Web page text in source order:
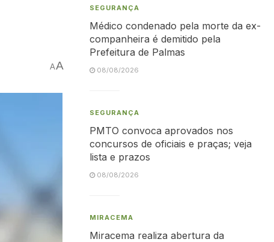
AA
SEGURANÇA
Médico condenado pela morte da ex-
companheira é demitido pela
Prefeitura de Palmas
08/08/2026
SEGURANÇA
PMTO convoca aprovados nos
concursos de oficiais e praças; veja
lista e prazos
08/08/2026
MIRACEMA
Miracema realiza abertura da